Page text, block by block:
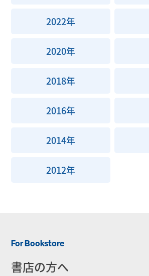
2022年
2020年
2018年
2016年
2014年
2012年
For Bookstore
書店の方へ